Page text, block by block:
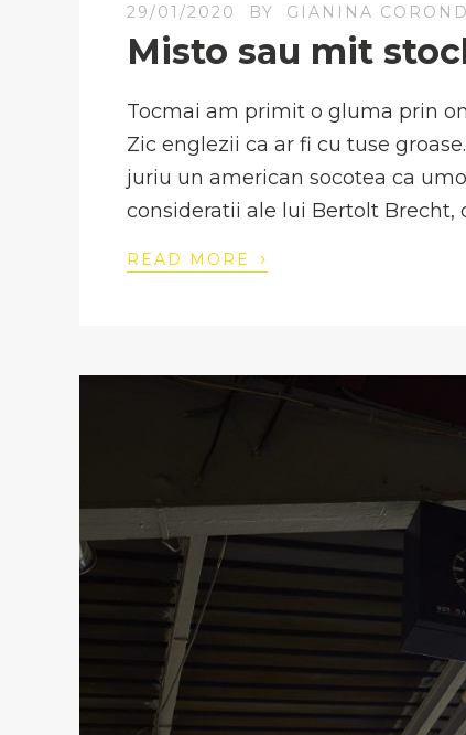
29/01/2020 BY GIANINA
Misto sau mit
Tocmai am primit o gluma prin
Zic englezii ca ar fi cu tuse
juriu un american socotea ca
consideratii ale lui Bertolt Brecht,
READ MORE ›